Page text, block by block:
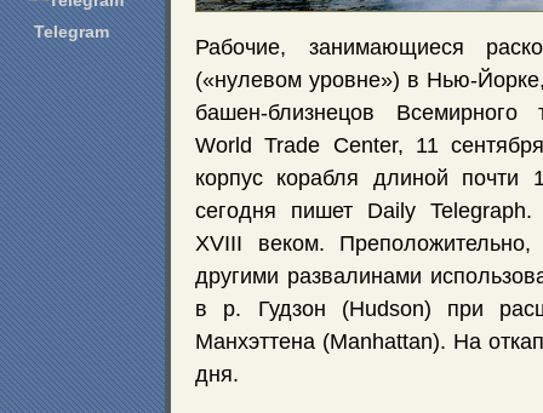
Telegram
Рабочие, занимающиеся
(«нулевом уровне») в Нью-
башен-близнецов Всемирного
World Trade Center, 11
корпус корабля длиной
сегодня пишет Daily
XVIII веком.
другими развалинами
в р. Гудзон (Hudson) при
Манхэттена (Manhattan). На
дня.